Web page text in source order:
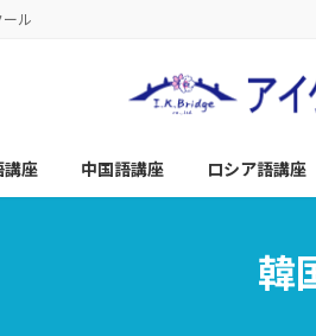
ル
講座 中国語講座 ロシア語講座
韓